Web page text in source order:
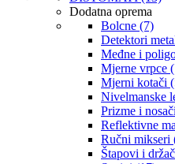
Dodatna oprema
Bolcne (7)
Detektori
Međne i
Mjerne vrpce
Mjerni kotači
Nivelmanske
Prizme i
Reflektivne
Ručni mikseri
Štapovi i